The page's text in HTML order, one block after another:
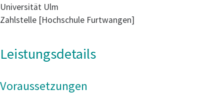
Universität Ulm
Zahlstelle [Hochschule Furtwangen]
Leistungsdetails
Voraussetzungen